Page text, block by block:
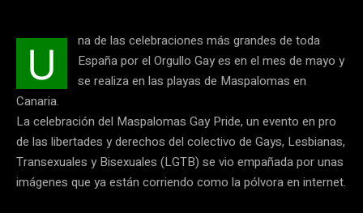
U
na de las celebraciones más grandes de toda
España por el Orgullo Gay es en el mes de mayo y
se realiza en las playas de Maspalomas en
Canaria.
La celebración del Maspalomas Gay Pride, un evento en pro
de las libertades y derechos del colectivo de Gays, Lesbianas,
Transexuales y Bisexuales (LGTB) se vio empañada por unas
imágenes que ya están corriendo como la pólvora en internet.